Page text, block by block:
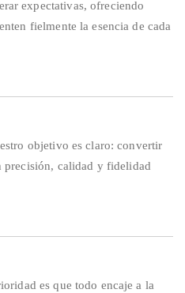
expectativas, ofreciendo
fielmente la esencia de cada
objetivo es claro: convertir
precisión, calidad y fidelidad
es que todo encaje a la